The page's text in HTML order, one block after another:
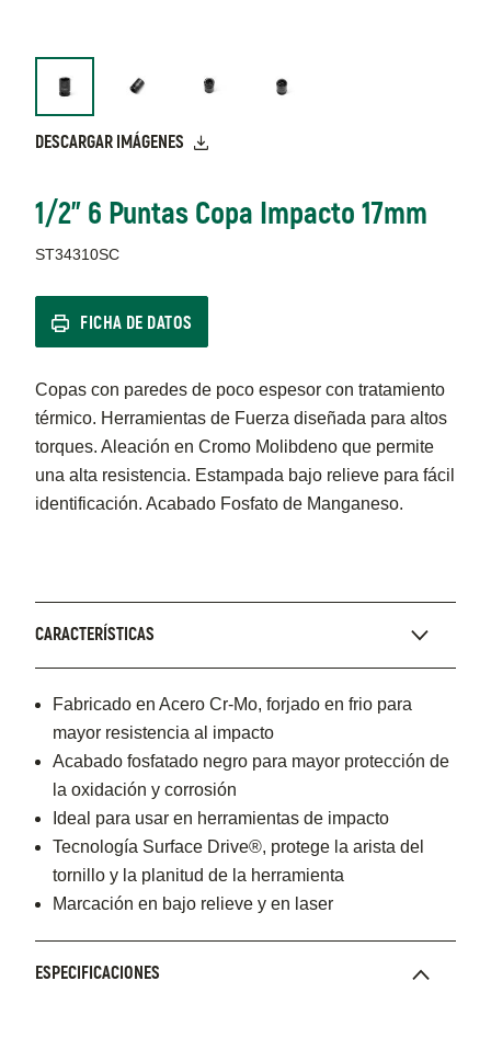
DESCARGAR IMÁGENES
1/2" 6 Puntas Copa Impacto 17mm
ST34310SC
FICHA DE DATOS
Copas con paredes de poco espesor con tratamiento
térmico. Herramientas de Fuerza diseñada para altos
torques. Aleación en Cromo Molibdeno que permite
una alta resistencia. Estampada bajo relieve para fácil
identificación. Acabado Fosfato de Manganeso.
CARACTERÍSTICAS
Fabricado en Acero Cr-Mo, forjado en frio para
mayor resistencia al impacto
Acabado fosfatado negro para mayor protección de
la oxidación y corrosión
Ideal para usar en herramientas de impacto
Tecnología Surface Drive®, protege la arista del
tornillo y la planitud de la herramienta
Marcación en bajo relieve y en laser
ESPECIFICACIONES